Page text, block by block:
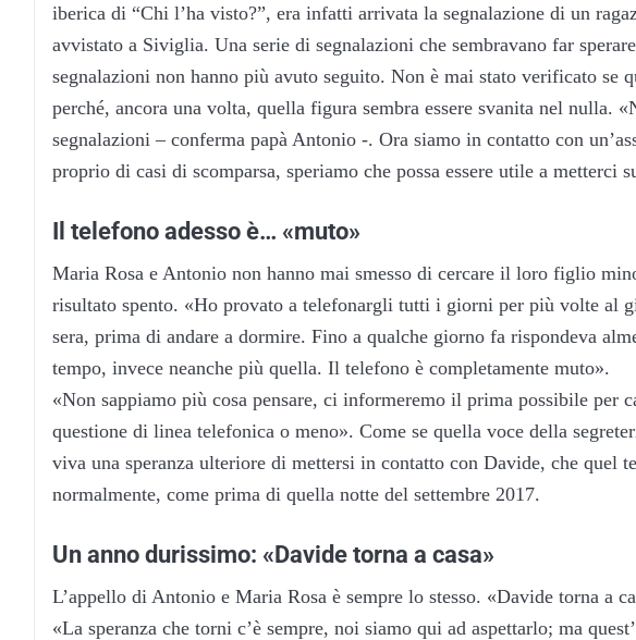
iberica di “Chi l’ha visto?”, era infatti arrivata la segnalazione di un
avvistato a Siviglia. Una serie di segnalazioni che sembravano far
segnalazioni non hanno più avuto seguito. Non è mai stato verificato se
perché, ancora una volta, quella figura sembra essere svanita nel nulla.
segnalazioni – conferma papà Antonio -. Ora siamo in contatto con
proprio di casi di scomparsa, speriamo che possa essere utile a metterci
Il telefono adesso è… «muto»
Maria Rosa e Antonio non hanno mai smesso di cercare il loro figlio
risultato spento. «Ho provato a telefonargli tutti i giorni per più volte al
sera, prima di andare a dormire. Fino a qualche giorno fa rispondeva
tempo, invece neanche più quella. Il telefono è completamente muto».
«Non sappiamo più cosa pensare, ci informeremo il prima possibile per
questione di linea telefonica o meno». Come se quella voce della
viva una speranza ulteriore di mettersi in contatto con Davide, che quel
normalmente, come prima di quella notte del settembre 2017.
Un anno durissimo: «Davide torna a casa»
L’appello di Antonio e Maria Rosa è sempre lo stesso. «Davide torna a
«La speranza che torni c’è sempre, noi siamo qui ad aspettarlo; ma